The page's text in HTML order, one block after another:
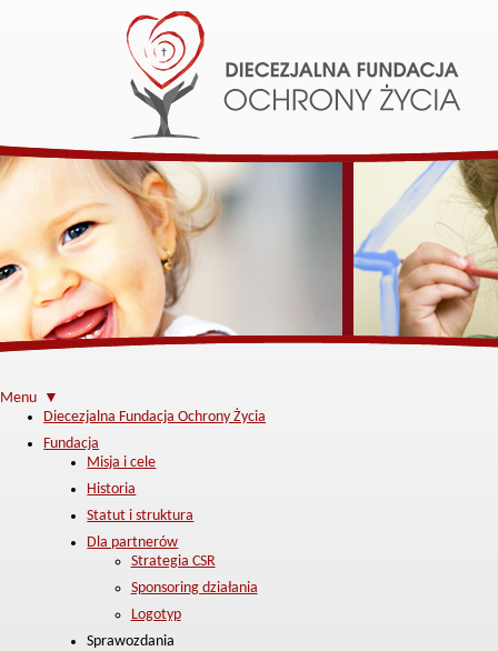
Menu ▼
Diecezjalna Fundacja Ochrony Życia
Fundacja
Misja i cele
Historia
Statut i struktura
Dla partnerów
Strategia CSR
Sponsoring działania
Logotyp
Sprawozdania